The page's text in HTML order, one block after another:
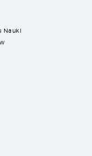
Nauki